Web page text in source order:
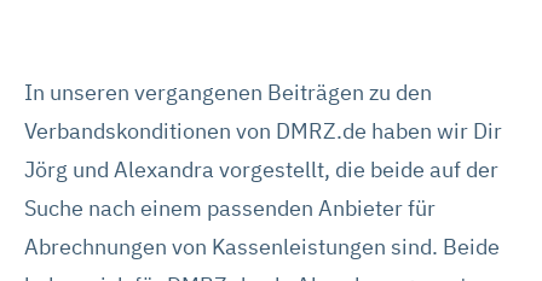
In unseren vergangenen Beiträgen zu den
Verbandskonditionen von DMRZ.de haben wir Dir
Jörg und Alexandra vorgestellt, die beide auf der
Suche nach einem passenden Anbieter für
Abrechnungen von Kassenleistungen sind. Beide